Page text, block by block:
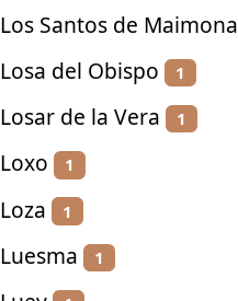
Los Santos de Maimona
Losa del Obispo 1
Losar de la Vera 1
Loxo 1
Loza 1
Luesma 1